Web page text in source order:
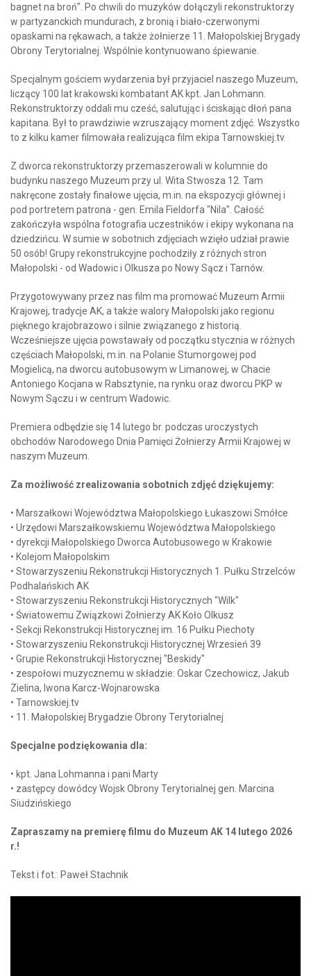
bagnet na broń". Po chwili do muzyków dołączyli rekonstruktorzy
w partyzanckich mundurach, z bronią i biało-czerwonymi
opaskami na rękawach, a także żołnierze 11. Małopolskiej Brygady
Obrony Terytorialnej. Wspólnie kontynuowano śpiewanie.
Specjalnym gościem wydarzenia był przyjaciel naszego Muzeum,
liczący 100 lat krakowski kombatant AK kpt. Jan Lohmann.
Rekonstruktorzy oddali mu cześć, salutując i ściskając dłoń pana
kapitana. Był to prawdziwie wzruszający moment zdjęć. Wszystko
to z kilku kamer filmowała realizująca film ekipa Tarnowskiej.tv.
Z dworca rekonstruktorzy przemaszerowali w kolumnie do
budynku naszego Muzeum przy ul. Wita Stwosza 12. Tam
nakręcone zostały finałowe ujęcia, m.in. na ekspozycji głównej i
pod portretem patrona - gen. Emila Fieldorfa "Nila". Całość
zakończyła wspólna fotografia uczestników i ekipy wykonana na
dziedzińcu. W sumie w sobotnich zdjęciach wzięło udział prawie
50 osób! Grupy rekonstrukcyjne pochodziły z różnych stron
Małopolski - od Wadowic i Olkusza po Nowy Sącz i Tarnów.
Przygotowywany przez nas film ma promować Muzeum Armii
Krajowej, tradycje AK, a także walory Małopolski jako regionu
pięknego krajobrazowo i silnie związanego z historią.
Wcześniejsze ujęcia powstawały od początku stycznia w różnych
częściach Małopolski, m.in. na Polanie Stumorgowej pod
Mogielicą, na dworcu autobusowym w Limanowej, w Chacie
Antoniego Kocjana w Rabsztynie, na rynku oraz dworcu PKP w
Nowym Sączu i w centrum Wadowic.
Premiera odbędzie się 14 lutego br. podczas uroczystych
obchodów Narodowego Dnia Pamięci Żołnierzy Armii Krajowej w
naszym Muzeum.
Za możliwość zrealizowania sobotnich zdjęć dziękujemy:
• Marszałkowi Województwa Małopolskiego Łukaszowi Smółce
• Urzędowi Marszałkowskiemu Województwa Małopolskiego
• dyrekcji Małopolskiego Dworca Autobusowego w Krakowie
• Kolejom Małopolskim
• Stowarzyszeniu Rekonstrukcji Historycznych 1. Pułku Strzelców
Podhalańskich AK
• Stowarzyszeniu Rekonstrukcji Historycznych "Wilk"
• Światowemu Związkowi Żołnierzy AK Koło Olkusz
• Sekcji Rekonstrukcji Historycznej im. 16 Pułku Piechoty
• Stowarzyszeniu Rekonstrukcji Historycznej Wrzesień 39
• Grupie Rekonstrukcji Historycznej "Beskidy"
• zespołowi muzycznemu w składzie: Oskar Czechowicz, Jakub
Zielina, Iwona Karcz-Wojnarowska
• Tarnowskiej.tv
• 11. Małopolskiej Brygadzie Obrony Terytorialnej
Specjalne podziękowania dla:
• kpt. Jana Lohmanna i pani Marty
• zastępcy dowódcy Wojsk Obrony Terytorialnej gen. Marcina
Siudzińskiego
Zapraszamy na premierę filmu do Muzeum AK 14 lutego 2026
r.!
Tekst i fot.: Paweł Stachnik